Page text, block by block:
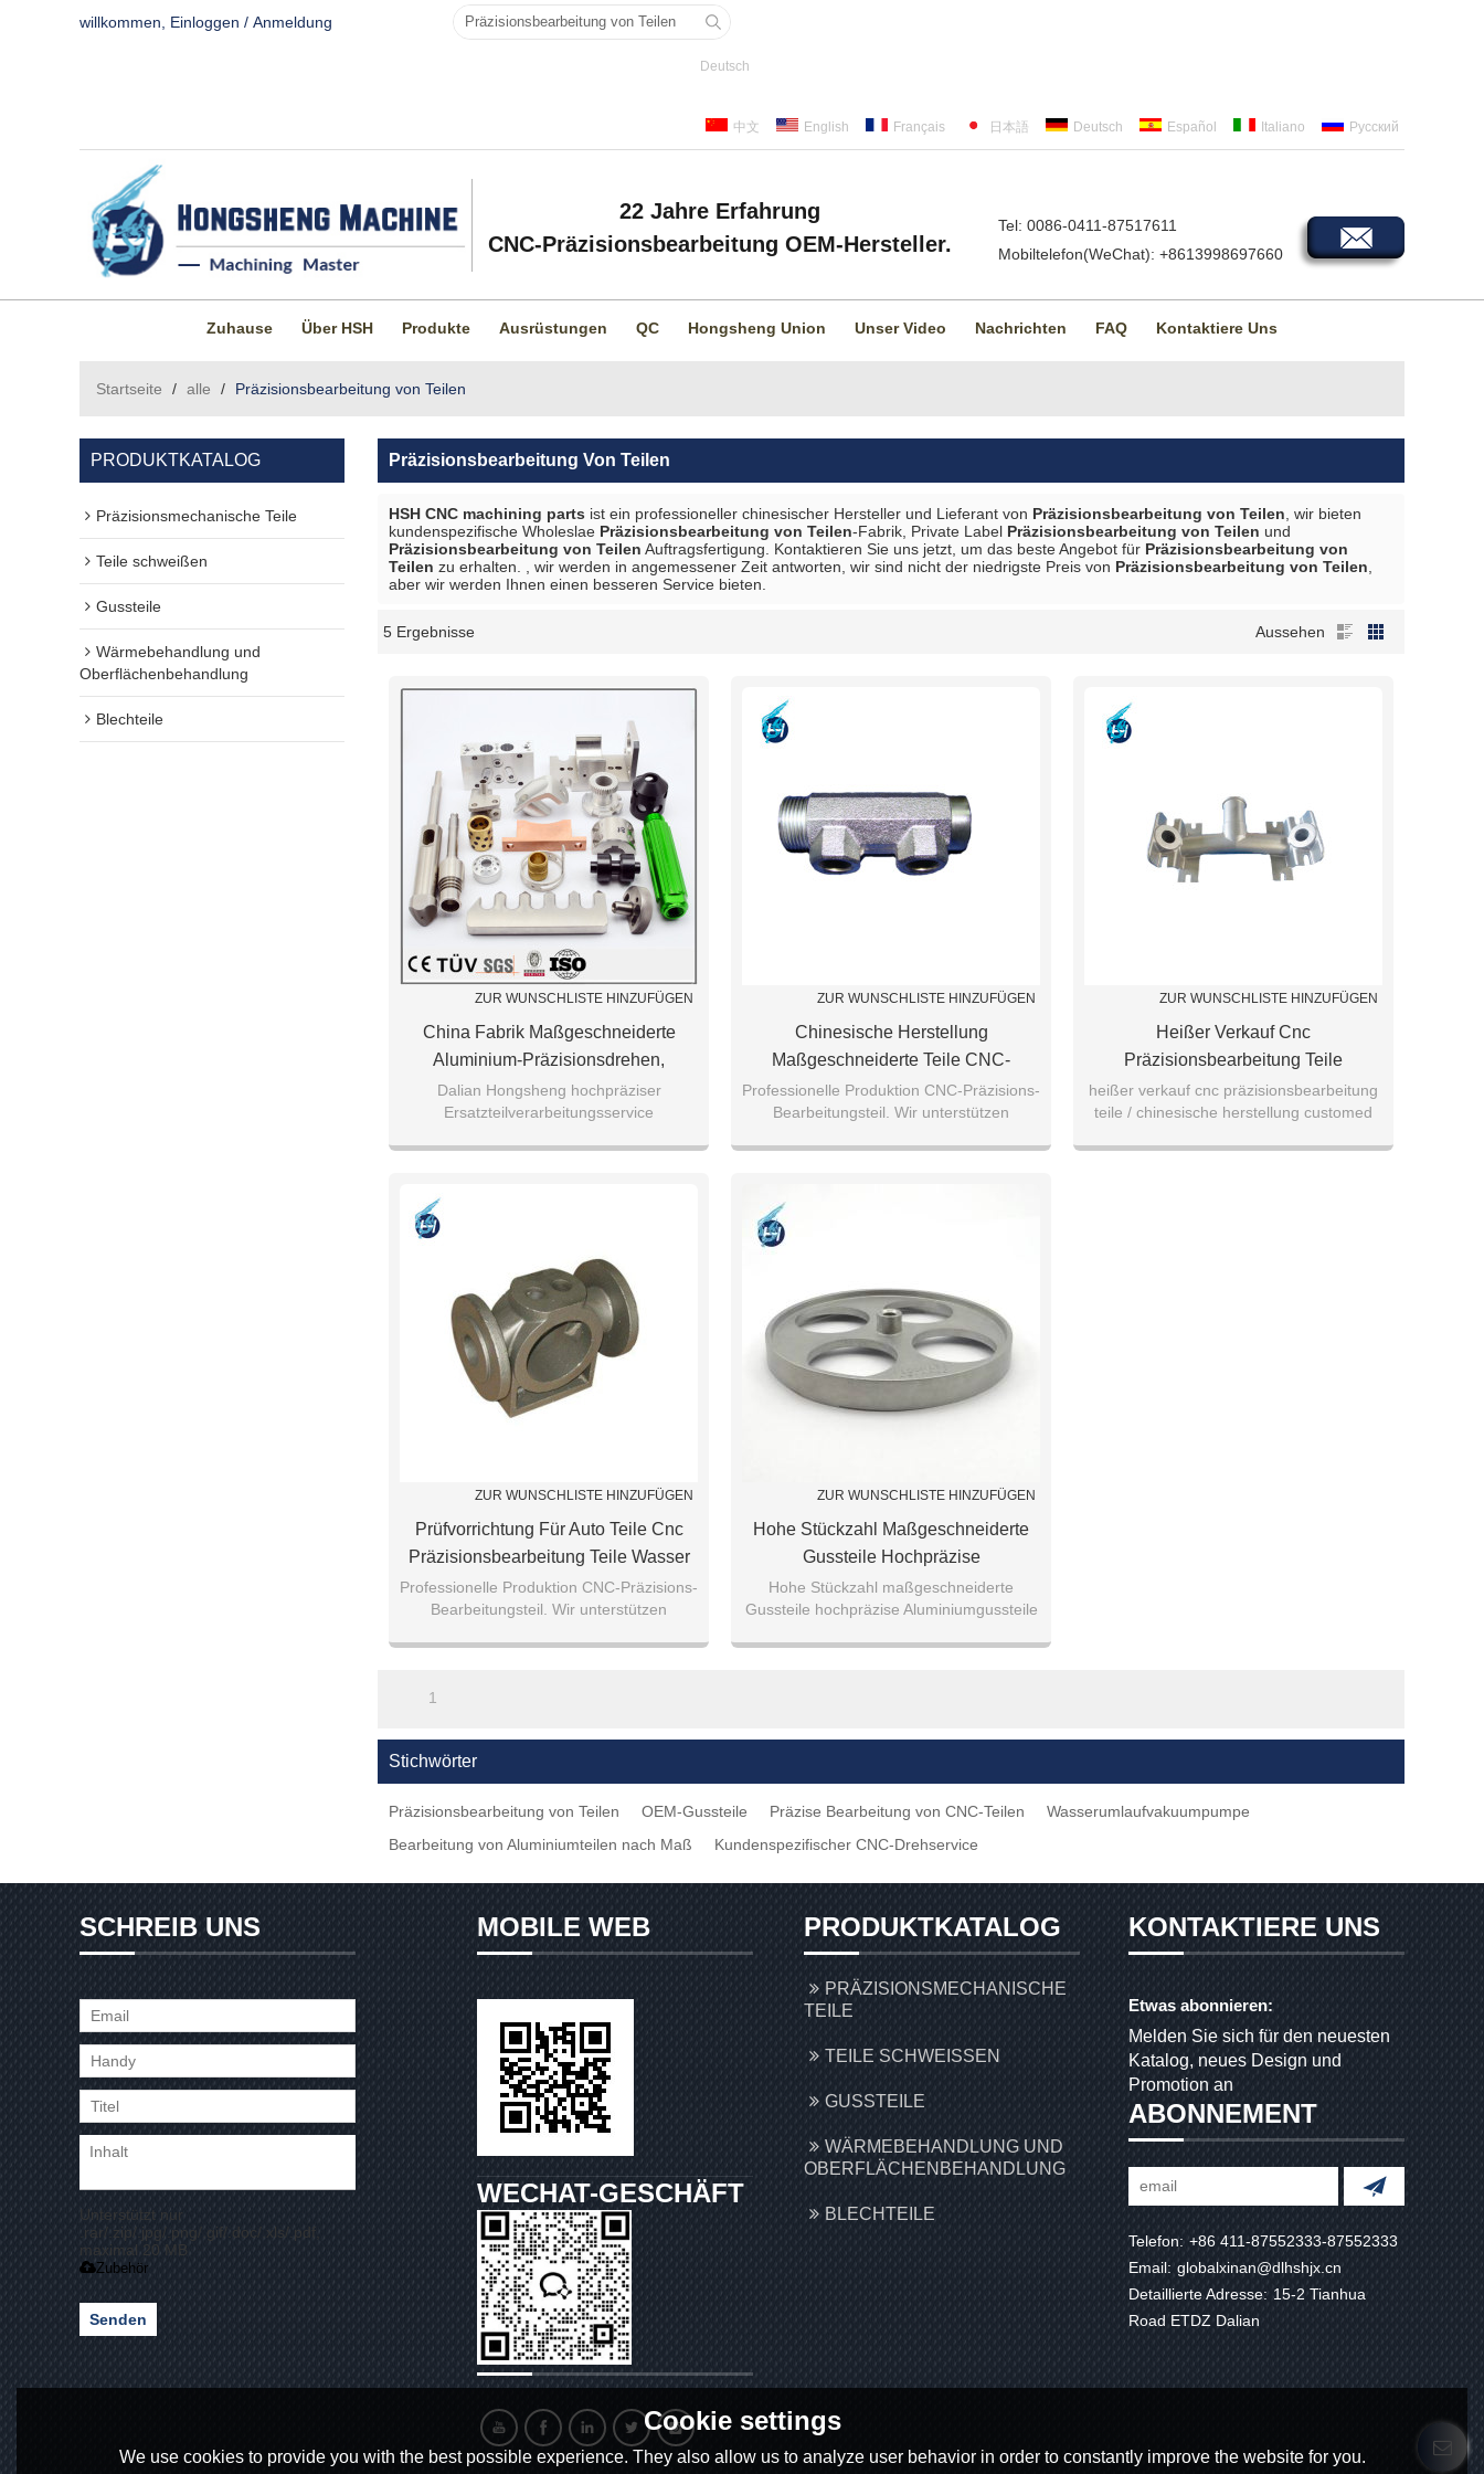
willkommen, Einloggen / Anmeldung
Deutsch
中文 English Français 日本語 Deutsch Español Italiano Русский
22 Jahre Erfahrung
CNC-Präzisionsbearbeitung OEM-Hersteller.
Tel: 0086-0411-87517611
Mobiltelefon(WeChat): +8613998697660
Zuhause Über HSH Produkte Ausrüstungen QC Hongsheng Union Unser Video Nachrichten FAQ Kontaktiere Uns
Startseite / alle / Präzisionsbearbeitung von Teilen
PRODUKTKATALOG
Präzisionsmechanische Teile
Teile schweißen
Gussteile
Wärmebehandlung und
Oberflächenbehandlung
Blechteile
Präzisionsbearbeitung Von Teilen
HSH CNC machining parts ist ein professioneller chinesischer Hersteller und Lieferant von Präzisionsbearbeitung von Teilen , wir bieten
kundenspezifische Wholeslae Präzisionsbearbeitung von Teilen-Fabrik, Private Label Präzisionsbearbeitung von Teilen und
Präzisionsbearbeitung von Teilen Auftragsfertigung. Kontaktieren Sie uns jetzt, um das beste Angebot für Präzisionsbearbeitung von
Teilen zu erhalten. , wir werden in angemessener Zeit antworten, wir sind nicht der niedrigste Preis von Präzisionsbearbeitung von Teilen
aber wir werden Ihnen einen besseren Service bieten.
5 Ergebnisse Aussehen
ZUR WUNSCHLISTE HINZUFÜGEN
China Fabrik Maßgeschneiderte
Aluminium-Präzisionsdrehen,
Fräsbearbeitung
Dalian Hongsheng hochpräziser
Ersatzteilverarbeitungsservice
ZUR WUNSCHLISTE HINZUFÜGEN
Chinesische Herstellung
Maßgeschneiderte Teile CNC-
Präzisionsbearbeitung Teile Aus
Hochwertigem Edelstahl Gussteile
Professionelle Produktion CNC-Präzisions-
Bearbeitungsteil. Wir unterstützen
angepasst.
ZUR WUNSCHLISTE HINZUFÜGEN
Heißer Verkauf Cnc
Präzisionsbearbeitung Teile
Chinesische Herstellung
Maßgeschneiderte Teile 304 316
Edelstahl Gussteile
heißer verkauf cnc präzisionsbearbeitung
teile / chinesische herstellung customed
ZUR WUNSCHLISTE HINZUFÜGEN
Prüfvorrichtung Für Auto Teile Cnc
Präzisionsbearbeitung Teile Wasser
Umlaufende Vakuumpumpe Gussteile
Professionelle Produktion CNC-Präzisions-
Bearbeitungsteil. Wir unterstützen
angepasst.
ZUR WUNSCHLISTE HINZUFÜGEN
Hohe Stückzahl Maßgeschneiderte
Gussteile Hochpräzise
Aluminiumgussteile
Hohe Stückzahl maßgeschneiderte
Gussteile hochpräzise Aluminiumgussteile
1
Stichwörter
Präzisionsbearbeitung von Teilen OEM-Gussteile Präzise Bearbeitung von CNC-Teilen
Wasserumlaufvakuumpumpe
Bearbeitung von Aluminiumteilen nach Maß
Kundenspezifischer CNC-Drehservice
SCHREIB UNS
Unterstützt nur
.rar/.zip/.jpg/.png/.gif/.doc/.xls/.pdf,
maximal 20 MB
Zubehör
Senden
MOBILE WEB
WECHAT-GESCHÄFT
PRODUKTKATALOG
PRÄZISIONSMECHANISCHE
TEILE
TEILE SCHWEISSEN
GUSSTEILE
WÄRMEBEHANDLUNG UND
OBERFLÄCHENBEHANDLUNG
BLECHTEILE
KONTAKTIERE UNS
Etwas abonnieren:
Melden Sie sich für den neuesten
Katalog, neues Design und
Promotion an
ABONNEMENT
Telefon: +86 411-87552333-87552333
Email: globalxinan@dlhshjx.cn
Detaillierte Adresse: 15-2 Tianhua
Road ETDZ Dalian
Cookie settings
We use cookies to provide you with the best possible experience. They also allow us to analyze user behavior in order to constantly improve the website for you.